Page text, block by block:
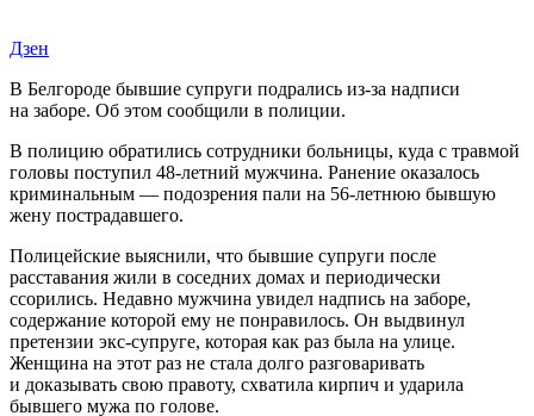
Дзен
В Белгороде бывшие супруги подрались из-за надписи
на заборе. Об этом сообщили в полиции.
В полицию обратились сотрудники больницы, куда с травмой
головы поступил 48-летний мужчина. Ранение оказалось
криминальным — подозрения пали на 56-летнюю бывшую
жену пострадавшего.
Полицейские выяснили, что бывшие супруги после
расставания жили в соседних домах и периодически
ссорились. Недавно мужчина увидел надпись на заборе,
содержание которой ему не понравилось. Он выдвинул
претензии экс-супруге, которая как раз была на улице.
Женщина на этот раз не стала долго разговаривать
и доказывать свою правоту, схватила кирпич и ударила
бывшего мужа по голове.